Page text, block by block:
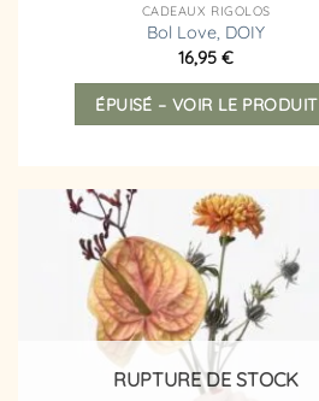
CADEAUX RIGOLOS
Bol Love, DOIY
16,95€
ÉPUISÉ – VOIR LE PRODUIT
RUPTURE DE STOCK